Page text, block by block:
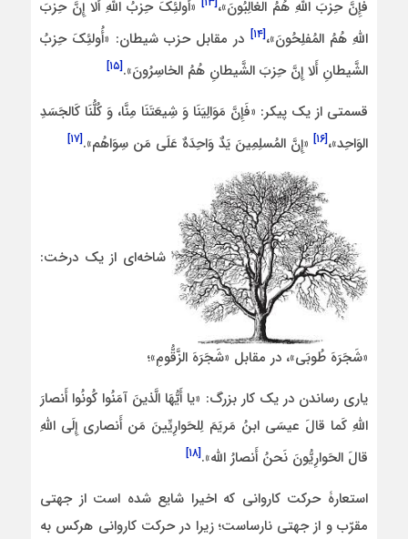
فَإِنَّ حِزبَ اللَّهِ هُمُ الغالِبُونَ»،
«أُولئِکَ حِزبُ اللَّهِ أَلا إِنَّ حِزبَ
اللَّهِ هُمُ المُفلِحُونَ»،[۱۴]
در مقابل حزب شیطان: «أُولئِکَ حِزبُ
الشَّیطانِ أَلا إِنَّ حِزبَ الشَّیطانِ هُمُ الخاسِرُونَ».[۱۵]
قسمتی از یک پیکر: «فَإِنَّ مَوَالِیَنَا وَ شِیعَتَنَا مِنَّا، وَ کُلُّنَا کَالجَسَدِ
الوَاحِد»،[۱۶] «إِنَّ المُسلِمِینَ یَدٌ وَاحِدَهٌ عَلَی مَن سِوَاهُم».[۱۷]
شاخه‌ای از یک درخت:
«شَجَرَهَ طُوبَی»، در مقابل «شَجَرَهَ الزَّقُّومِ»؛
یاری رساندن در یک کار بزرگ: «یا أَیُّهَا الَّذینَ آمَنُوا کُونُوا أَنصارَ
اللَّهِ کَما قالَ عیسَی ابنُ مَریَمَ لِلحَوارِیِّینَ مَن أَنصاری إِلَی اللَّهِ
قالَ الحَوارِیُّونَ نَحنُ أَنصارُ اللَّه‏».[۱۸]
استعارۀ حرکت کاروانی که اخیرا شایع شده است از جهتی
مقرّب و از جهتی نارساست؛ زیرا در حرکت کاروانی هرکس به